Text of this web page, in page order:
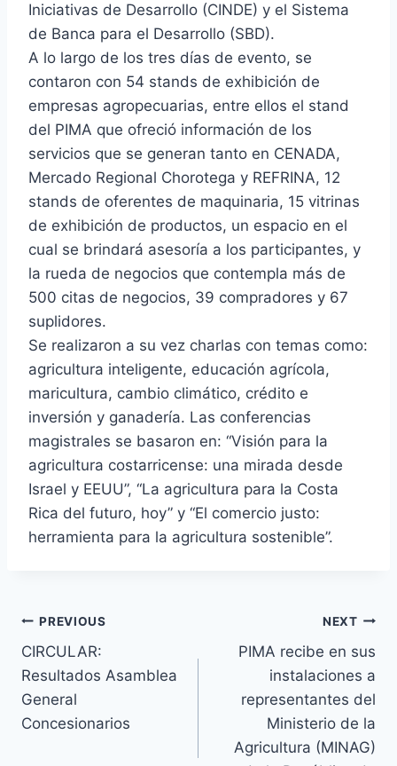
Iniciativas de Desarrollo (CINDE) y el Sistema
de Banca para el Desarrollo (SBD).
A lo largo de los tres días de evento, se
contaron con 54 stands de exhibición de
empresas agropecuarias, entre ellos el stand
del PIMA que ofreció información de los
servicios que se generan tanto en CENADA,
Mercado Regional Chorotega y REFRINA, 12
stands de oferentes de maquinaria, 15 vitrinas
de exhibición de productos, un espacio en el
cual se brindará asesoría a los participantes, y
la rueda de negocios que contempla más de
500 citas de negocios, 39 compradores y 67
suplidores.
Se realizaron a su vez charlas con temas como:
agricultura inteligente, educación agrícola,
maricultura, cambio climático, crédito e
inversión y ganadería. Las conferencias
magistrales se basaron en: “Visión para la
agricultura costarricense: una mirada desde
Israel y EEUU”, “La agricultura para la Costa
Rica del futuro, hoy” y “El comercio justo:
herramienta para la agricultura sostenible”.
Navegación
de
entradas
PREVIOUS
CIRCULAR:
Resultados Asamblea
General
Concesionarios
NEXT
PIMA recibe en sus
instalaciones a
representantes del
Ministerio de la
Agricultura (MINAG)